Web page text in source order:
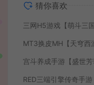
猜你喜欢